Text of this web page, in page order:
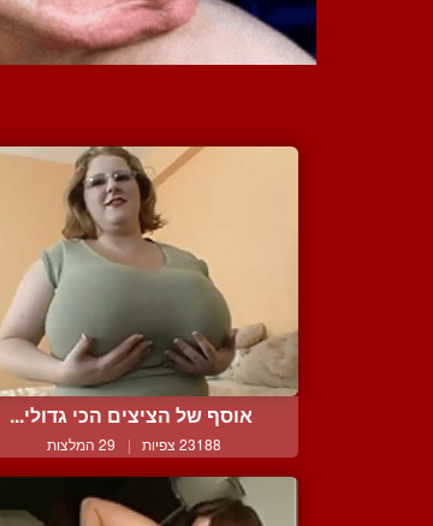
אוסף של הציצים הכי גדולי...
23188 צפיות | 29 המלצות